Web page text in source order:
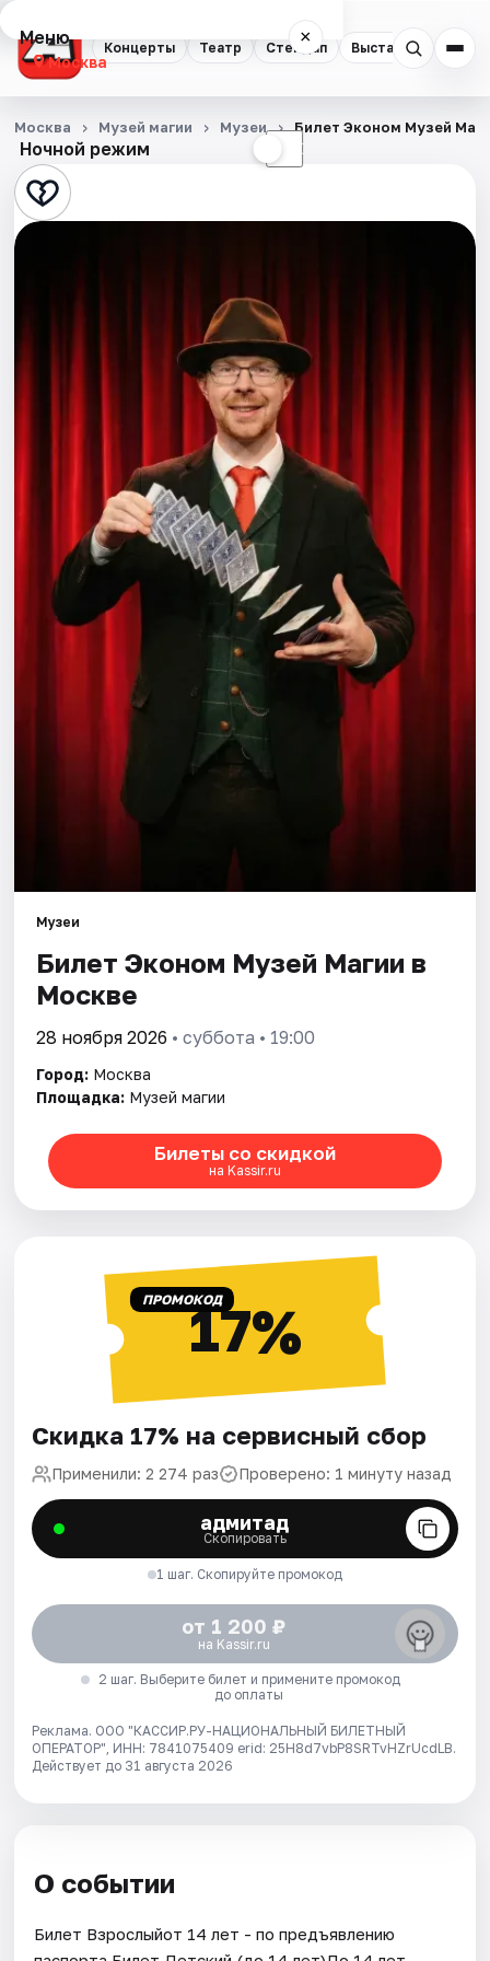
Концерты Театр Стендап Выставки
Меню ×
Москва
Концерты
Театр
Стендап
Города
Ночной режим ☾
Москва Музей магии Музеи Билет Эконом Музей
Музеи
Билет Эконом Музей Магии в
Москве
28 ноября 2026 • суббота • 19:00
Город: Москва
Площадка: Музей магии
Билеты со скидкой
на Kassir.ru
ПРОМОКОД17%
Скидка 17% на сервисный сбор
Применили: 2 274 раз Проверено: 1 минуту назад
адмитад
Скопировать
1 шаг. Скопируйте промокод
от 1 200 ₽
на Kassir.ru
2 шаг. Выберите билет и примените промокод
до оплаты
Реклама. ООО "КАССИР.РУ-НАЦИОНАЛЬНЫЙ БИЛЕТНЫЙ
ОПЕРАТОР", ИНН: 7841075409 erid: 25H8d7vbP8SRTvHZrUcdLB.
Действует до 31 августа 2026
О событии
Билет Взрослыйот 14 лет - по предъявлению